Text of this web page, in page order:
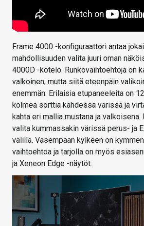
Frame 4000 -konfiguraattori antaa
mahdollisuuden valita juuri oman
4000D -kotelo. Runkovaihtoehtoja on
valkoinen, mutta siitä eteenpäin
enemmän. Erilaisia etupaneeleita on
kolmea sorttia kahdessa värissä ja
kahta eri mallia mustana ja valkoisena.
valita kummassakin värissä perus- ja
välillä. Vasempaan kylkeen on
vaihtoehtoa ja tarjolla on myös
ja Xeneon Edge -näytöt.